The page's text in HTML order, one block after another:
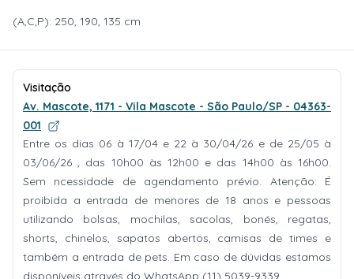
(A,C,P): 250, 190, 135 cm
Visitação
Av. Mascote, 1171 - Vila Mascote - São Paulo/SP - 04363-
001
Entre os dias 06 à 17/04 e 22 à 30/04/26 e de 25/05 à
03/06/26 , das 10h00 às 12h00 e das 14h00 às 16h00.
Sem ncessidade de agendamento prévio. Atenção: É
proibida a entrada de menores de 18 anos e pessoas
utilizando bolsas, mochilas, sacolas, bonés, regatas,
shorts, chinelos, sapatos abertos, camisas de times e
também a entrada de pets. Em caso de dúvidas estamos
disponíveis através do WhatsApp (11) 5039-9339